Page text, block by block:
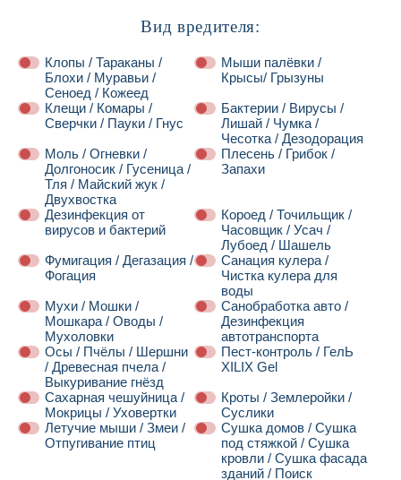
Вид вредителя:
Клопы / Тараканы /
Блохи / Муравьи /
Сеноед / Кожеед
Мыши палёвки /
Крысы/ Грызуны
Клещи / Комары /
Сверчки / Пауки / Гнус
Бактерии / Вирусы /
Лишай / Чумка /
Чесотка / Дезодорация
Моль / Огневки /
Долгоносик / Гусеница /
Тля / Майский жук /
Двухвостка
Плесень / Грибок /
Запахи
Дезинфекция от
вирусов и бактерий
Короед / Точильщик /
Часовщик / Усач /
Лубоед / Шашель
Фумигация / Дегазация /
Фогация
Санация кулера /
Чистка кулера для
воды
Мухи / Мошки /
Мошкара / Оводы /
Мухоловки
Санобработка авто /
Дезинфекция
автотранспорта
Осы / Пчёлы / Шершни
/ Древесная пчела /
Выкуривание гнёзд
Пест-контроль / ГелЬ
XILIX Gel
Сахарная чешуйница /
Мокрицы / Уховертки
Кроты / Землеройки /
Суслики
Летучие мыши / Змеи /
Отпугивание птиц
Сушка домов / Сушка
под стяжкой / Сушка
кровли / Сушка фасада
зданий / Поиск